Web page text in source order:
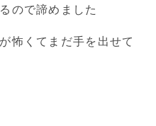
ので諦めました
怖くてまだ手を出せて